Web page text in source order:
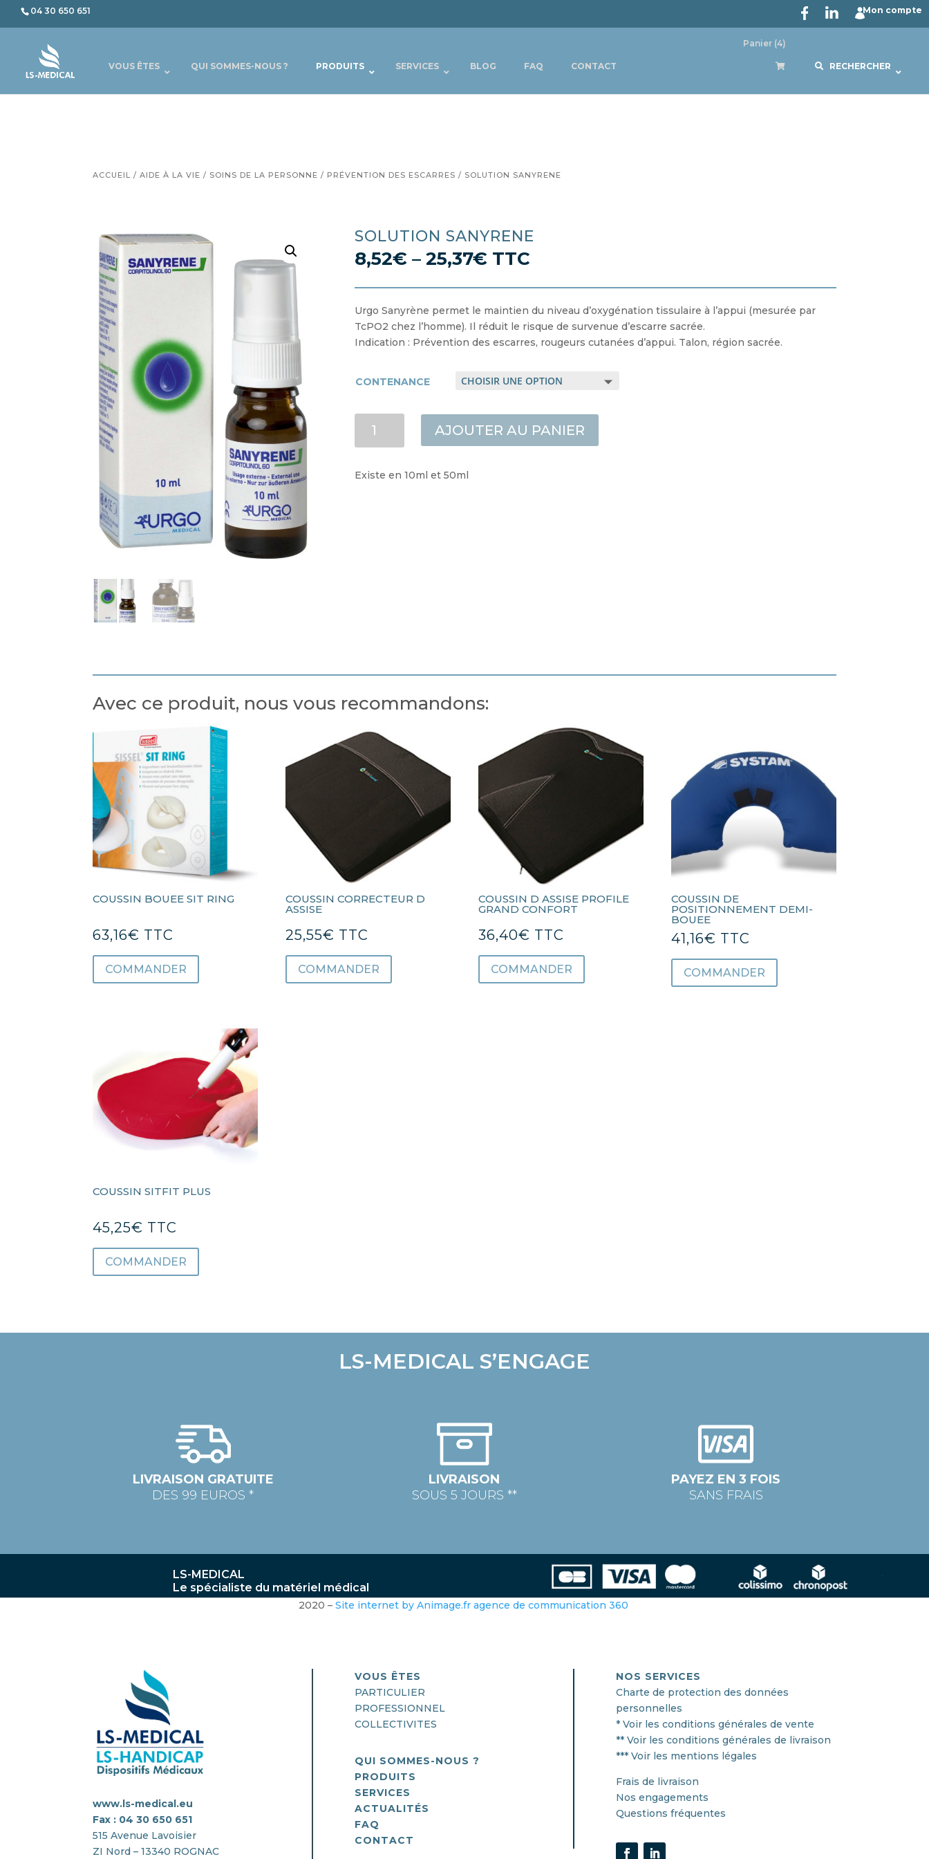
04 30 650 651 Mon compte
VOUS ÊTES QUI SOMMES-NOUS ? PRODUITS SERVICES BLOG FAQ CONTACT
Panier (4)
RECHERCHER
ACCUEIL /AIDE À LA VIE / SOINS DE LA PERSONNE / PRÉVENTION DES ESCARRES / SOLUTION SANYRENE
SOLUTION SANYRENE
8,52€ – 25,37€ TTC
Urgo Sanyrène permet le maintien du niveau d’oxygénation tissulaire à l’appui (mesurée par
TcPO2 chez l’homme). Il réduit le risque de survenue d’escarre sacrée.
Indication : Prévention des escarres, rougeurs cutanées d’appui. Talon, région sacrée.
CONTENANCE
SANYRENE
AJOUTER AU PANIER
Existe en 10ml et 50ml
Avec ce produit, nous vous recommandons:
COUSSIN BOUEE SIT RING
63,16€ TTC
COMMANDER
COUSSIN CORRECTEUR D
ASSISE
25,55€ TTC
COMMANDER
COUSSIN D ASSISE PROFILE
GRAND CONFORT
36,40€ TTC
COMMANDER
COUSSIN DE
POSITIONNEMENT DEMI-
BOUEE
41,16€ TTC
COMMANDER
COUSSIN SITFIT PLUS
45,25€ TTC
COMMANDER
LS-MEDICAL S’ENGAGE
LIVRAISON GRATUITE
DES 99 EUROS *
LIVRAISON
SOUS 5 JOURS **
PAYEZ EN 3 FOIS
SANS FRAIS
LS-MEDICAL
Le spécialiste du matériel médical
2020 – Site internet by Animage.fr agence de communication 360
www.ls-medical.eu
Fax : 04 30 650 651
515 Avenue Lavoisier
ZI Nord – 13340 ROGNAC
VOUS ÊTES
PARTICULIER
PROFESSIONNEL
COLLECTIVITES
QUI SOMMES-NOUS ?
PRODUITS
SERVICES
ACTUALITÉS
FAQ
CONTACT
NOS SERVICES
Charte de protection des données
personnelles
* Voir les conditions générales de vente
** Voir les conditions générales de livraison
*** Voir les mentions légales
Frais de livraison
Nos engagements
Questions fréquentes